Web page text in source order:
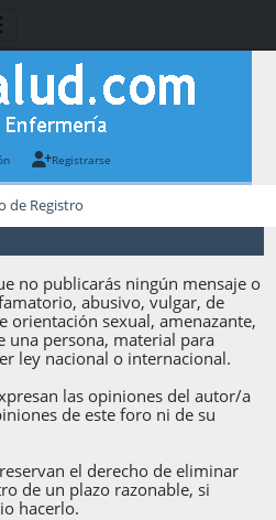
Registrarse
de Registro
no publicarás ningún mensaje o
abusivo, vulgar, de
orientación sexual, amenazante,
una persona, material para
ley nacional o internacional.
las opiniones del autor/a
de este foro ni de su
el derecho de eliminar
de un plazo razonable, si
hacerlo.